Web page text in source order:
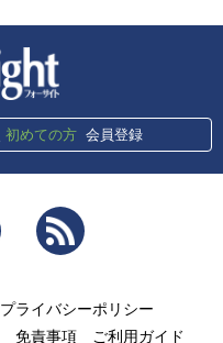
初めての方 会員登録
Twitter
プライバシーポリシー
免責事項 ご利用ガイド